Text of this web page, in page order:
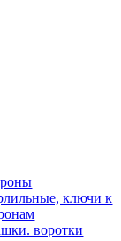
ключи к
воротки